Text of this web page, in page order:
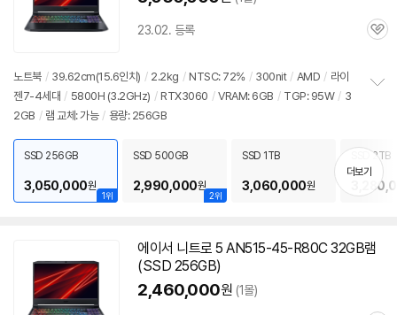
23.02. 등록
관
노트북 / 39.62cm(15.6인치) / 2.2kg / NTSC: 72% / 300nit / AMD / 라이
젠7-4세대 / 5800H (3.2GHz) / RTX3060 / VRAM: 6GB / TGP: 95W / 3
2GB / 램 교체: 가능 / 용량: 256GB
치
기
1위
SSD 256GB
3,050,000원
2위
SSD 500GB
2,990,000원
SSD 1TB
3,060,000원
SSD 2TB
더보기
에이서 니트로 5 AN515-45-R80C 32GB램
(SSD 256GB)
2,460,000원 (1몰)